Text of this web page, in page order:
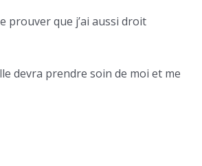
prouver que j’ai aussi droit
devra prendre soin de moi et me